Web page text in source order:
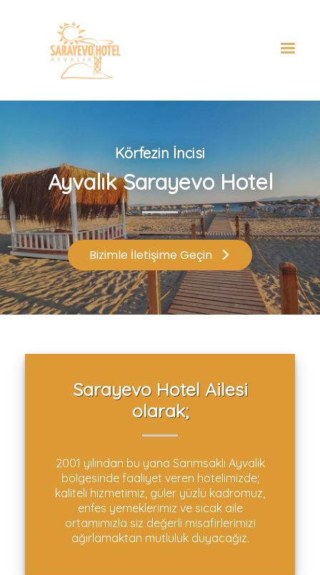
Körfezin İncisi
Ayvalık Sarayevo Hotel
Bizimle İletişime Geçin
Sarayevo Hotel Ailesi
olarak;
2001 yılından bu yana Sarımsaklı Ayvalık
bölgesinde faaliyet veren hotelimizde;
kaliteli hizmetimiz, güler yüzlü kadromuz,
enfes yemeklerimiz ve sıcak aile
ortamımızla siz değerli misafirlerimizi
ağırlamaktan mutluluk duyacağız.